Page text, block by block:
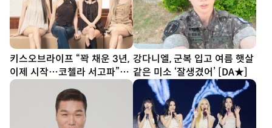
키스오브라이프 “꽉 채운 3년,
이제 시작…코첼라 서고파”
[DA인터뷰②]
강다니엘, 군복 입고 여름 햇살
같은 미소 ‘잘생겼어’ [DA★]